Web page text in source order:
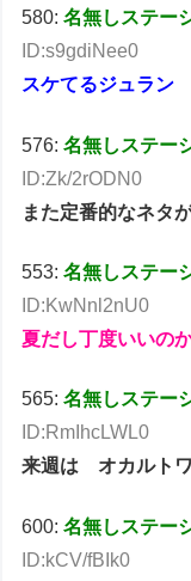
580:名無しステー
ID:s9gdiNee0
スケてるジュラン
576:名無しステー
ID:Zk/2rODN0
また定番的なネタ
553:名無しステー
ID:KwNnl2nU0
夏だし丁度いいの
565:名無しステー
ID:RmIhcLWL0
来週は オカルト
600:名無しステー
ID:kCV/fBIk0